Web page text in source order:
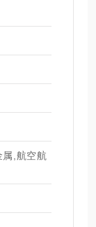
属,航空航